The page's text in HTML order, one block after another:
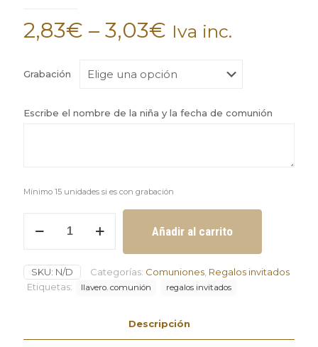
2,83€ – 3,03€ Iva inc.
Grabación
Escribe el nombre de la niña y la fecha de comunión
Mínimo 15 unidades si es con grabación
niña
con
caja
modelo
Añadir al carrito
SKU: N/D Categorías: Comuniones Regalos invitados
Etiquetas:
llavero. comunión regalos invitados
Descripción